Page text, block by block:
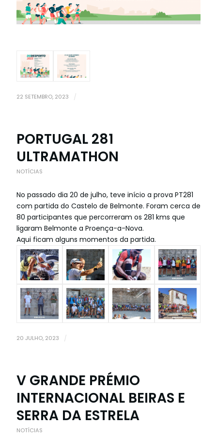
22 SETEMBRO, 2023 /
PORTUGAL 281
ULTRAMATHON
NOTÍCIAS
No passado dia 20 de julho, teve início a prova PT281
com partida do Castelo de Belmonte. Foram cerca de
80 participantes que percorreram os 281 kms que
ligaram Belmonte a Proença-a-Nova.
Aqui ficam alguns momentos da partida.
20 JULHO, 2023 /
V GRANDE PRÉMIO
INTERNACIONAL BEIRAS E
SERRA DA ESTRELA
NOTÍCIAS